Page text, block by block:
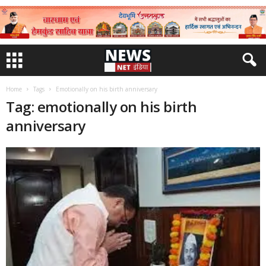
Home Tags Emotionally on his birth anniversary
Tag: emotionally on his birth
anniversary